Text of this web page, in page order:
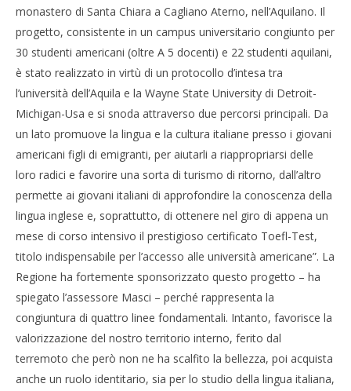
NOW VIEWING
Presentato il progetto “Wayne in Abruzzo”
15/07/2011
monastero di Santa Chiara a Cagliano Aterno, nell’Aquilano. Il
progetto, consistente in un campus universitario congiunto per
30 studenti americani (oltre A 5 docenti) e 22 studenti aquilani,
è stato realizzato in virtù di un protocollo d’intesa tra
l’università dell’Aquila e la Wayne State University di Detroit-
Michigan-Usa e si snoda attraverso due percorsi principali. Da
un lato promuove la lingua e la cultura italiane presso i giovani
americani figli di emigranti, per aiutarli a riappropriarsi delle
loro radici e favorire una sorta di turismo di ritorno, dall’altro
permette ai giovani italiani di approfondire la conoscenza della
lingua inglese e, soprattutto, di ottenere nel giro di appena un
mese di corso intensivo il prestigioso certificato Toefl-Test,
titolo indispensabile per l’accesso alle università americane”. La
Regione ha fortemente sponsorizzato questo progetto – ha
spiegato l’assessore Masci – perché rappresenta la
congiuntura di quattro linee fondamentali. Intanto, favorisce la
valorizzazione del nostro territorio interno, ferito dal
terremoto che però non ne ha scalfito la bellezza, poi acquista
anche un ruolo identitario, sia per lo studio della lingua italiana,